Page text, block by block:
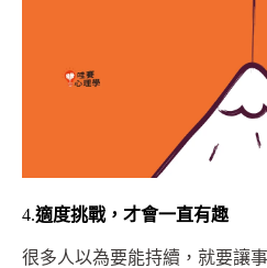
4.適度挑戰，才會一直有趣
很多人以為要能持續，就要讓